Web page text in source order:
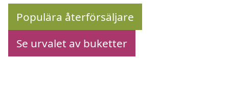
Populära återförsäljare
Se urvalet av buketter